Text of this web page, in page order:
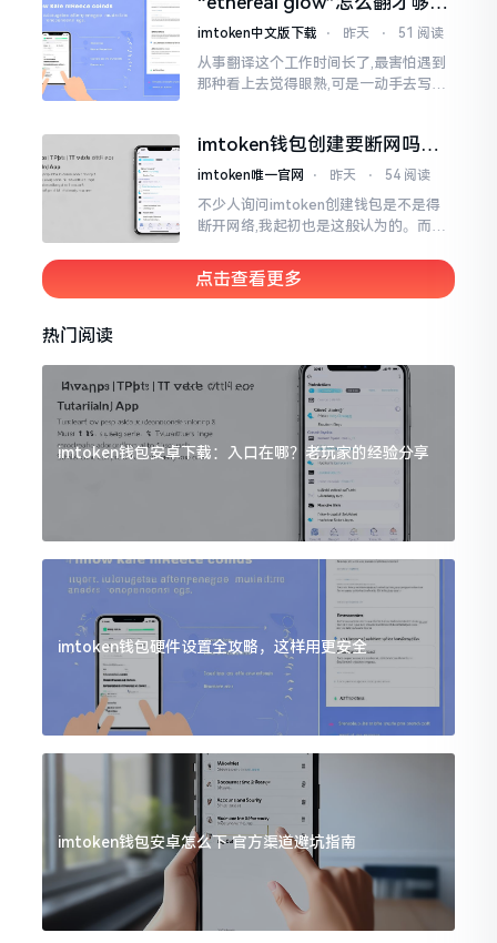
至极点。
儿？翻译圈老油条的私房话
imtoken中文版下载 ⋅ 昨天 ⋅ 51 阅读
从事翻译这个工作时间长了,最害怕遇到
那种看上去觉得眼熟,可是一动手去写就
imtoken钱包创建要断网吗？
老玩家说说真实情况
imtoken唯一官网 ⋅ 昨天 ⋅ 54 阅读
不少人询问imtoken创建钱包是不是得
断开网络,我起初也是这般认为的。而后
夸张了。断网创建主要是为了防范中间
人攻击
点击查看更多
热门阅读
imtoken钱包安卓下载：入口在哪？老玩家的经验分享
imtoken钱包硬件设置全攻略，这样用更安全
imtoken钱包安卓怎么下 官方渠道避坑指南